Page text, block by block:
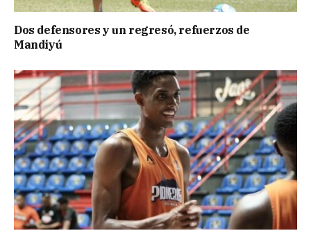
Dos defensores y un regresó, refuerzos de
Mandiyú